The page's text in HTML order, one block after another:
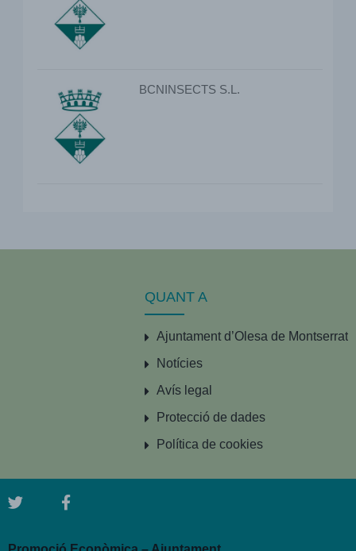
BCNINSECTS S.L.
QUANT A
Ajuntament d’Olesa de Montserrat
Notícies
Avís legal
Protecció de dades
Política de cookies